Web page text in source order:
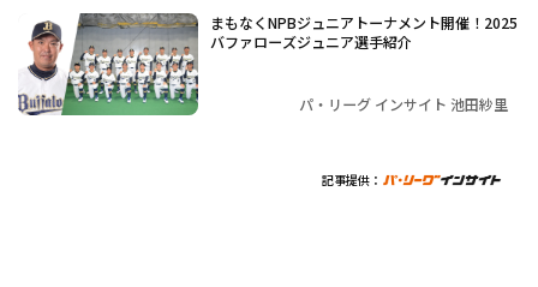
まもなくNPBジュニアトーナメント開催！2025
バファローズジュニア選手紹介
パ・リーグ インサイト 池田紗里
記事提供：